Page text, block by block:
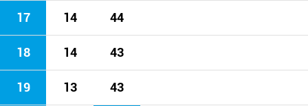
17 14 44
18 14 43
19 13 43